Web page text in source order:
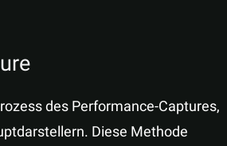
des Performance-Captures,
Diese Methode